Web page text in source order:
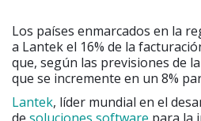
Los países enmarcados en la
a Lantek el 16% de la
que, según las previsiones de
que se incremente en un 8%
Lantek, líder mundial en el